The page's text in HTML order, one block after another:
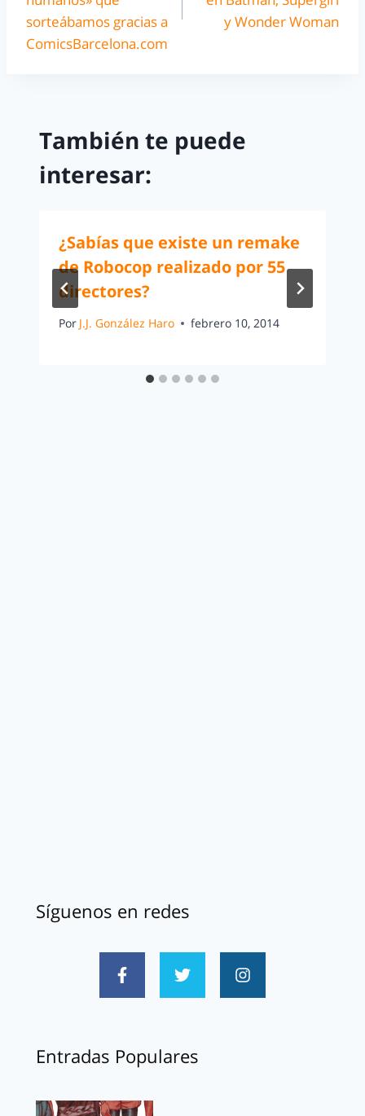
sorteábamos gracias a
ComicsBarcelona.com
y Wonder Woman
También te puede
interesar:
¿Sabías que existe un remake
de Robocop realizado por 55
directores?
Por J.J. González Haro febrero 10, 2014
Síguenos en redes
Entradas Populares